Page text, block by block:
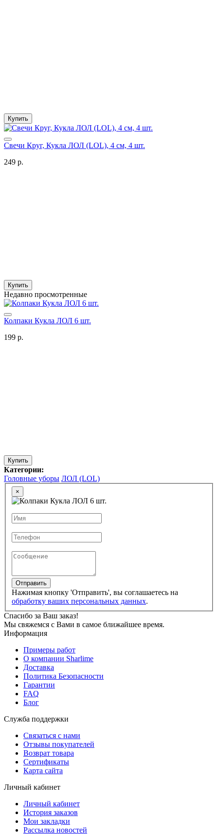
Купить
Свечи Круг, Кукла ЛОЛ (LOL), 4 см, 4 шт.
249 р.
Купить
Недавно просмотренные
Колпаки Кукла ЛОЛ 6 шт.
199 р.
Купить
Категории:
Головные уборы ЛОЛ (LOL)
×
Отправить
Нажимая кнопку 'Отправить', вы соглашаетесь на
обработку ваших персональных данных.
Спасибо за Ваш заказ!
Мы свяжемся с Вами в самое ближайшее время.
Информация
Примеры работ
О компании Sharlime
Доставка
Политика Безопасности
Гарантии
FAQ
Блог
Служба поддержки
Связаться с нами
Отзывы покупателей
Возврат товара
Сертификаты
Карта сайта
Личный кабинет
Личный кабинет
История заказов
Мои закладки
Рассылка новостей